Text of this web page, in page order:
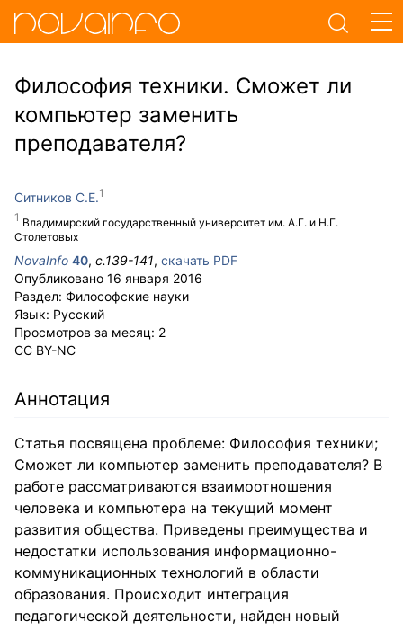
Философия техники. Сможет ли
компьютер заменить
преподавателя?
Ситников С.Е.
Владимирский государственный университет им. А.Г. и Н.Г.
Столетовых
NovaInfo 40, с.139-141, скачать PDF
Опубликовано 16 января 2016
Раздел: Философские науки
Язык: Русский
Просмотров за месяц: 2
CC BY-NC
Аннотация
Статья посвящена проблеме: Философия техники;
Сможет ли компьютер заменить преподавателя? В
работе рассматриваются взаимоотношения
человека и компьютера на текущий момент
развития общества. Приведены преимущества и
недостатки использования информационно-
коммуникационных технологий в области
образования. Происходит интеграция
педагогической деятельности, найден новый